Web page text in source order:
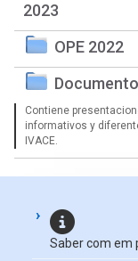
2023
OPE 2022
Contiene
informativos y
IVACE.
Saber com em